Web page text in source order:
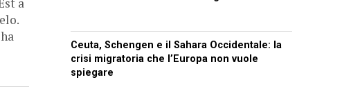
Ceuta, Schengen e il Sahara Occidentale: la
crisi migratoria che l’Europa non vuole
spiegare